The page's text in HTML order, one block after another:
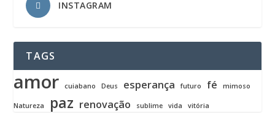
INSTAGRAM
TAGS
amor cuiabano Deus esperança futuro fé mimoso
Natureza paz renovação sublime vida vitória